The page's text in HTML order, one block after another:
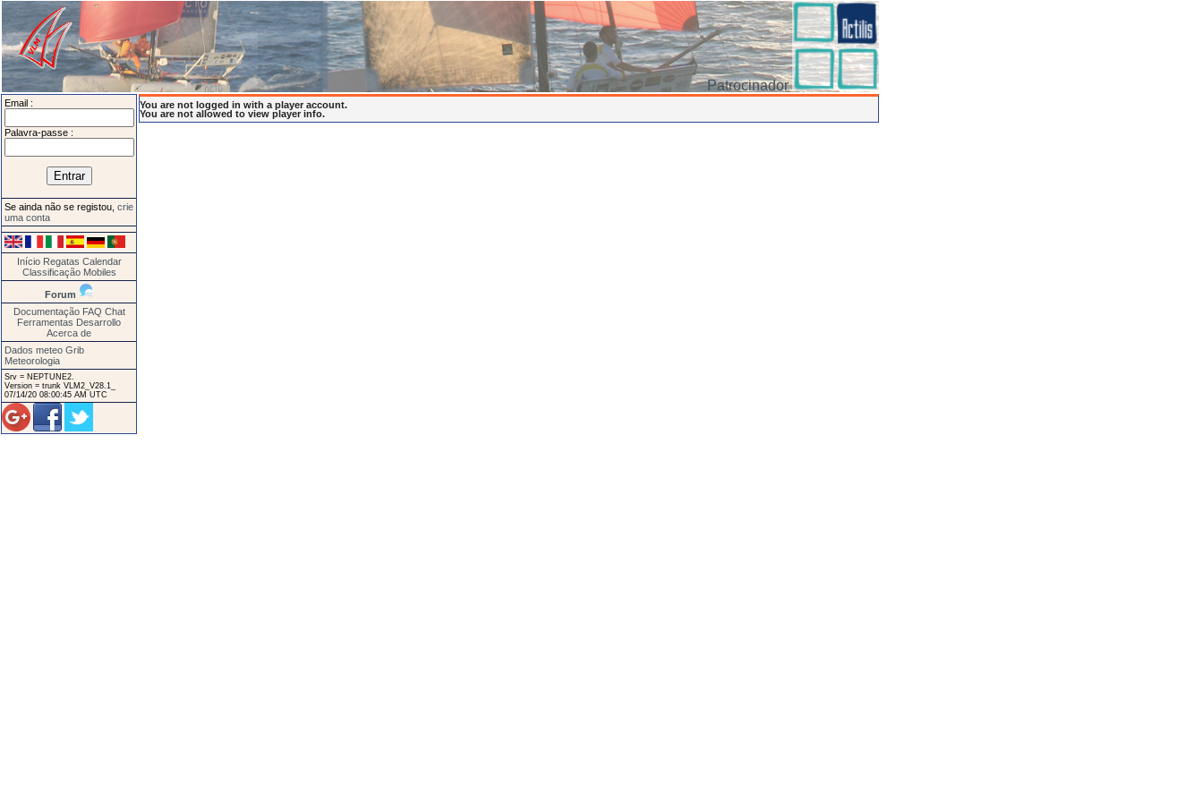
Patrocinador
Email :
Palavra-passe :
Se ainda não se registou, crie
uma conta
Início Regatas Calendar
Classificação Mobiles
Forum
Documentação FAQ Chat
Ferramentas Desarrollo
Acerca de
Dados meteo Grib
Meteorologia
Srv = NEPTUNE2.
Version = trunk VLM2_V28.1_
07/14/20 08:00:45 AM UTC
You are not logged in with a player account.
You are not allowed to view player info.